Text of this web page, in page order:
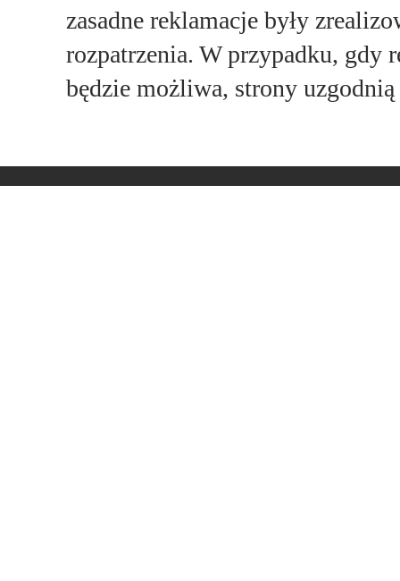
zasadne reklamacje były
rozpatrzenia. W przypadku, gdy
będzie możliwa, strony